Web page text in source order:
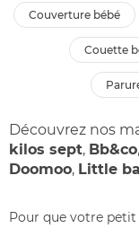
couverture bébé
couette
Découvrez nos
kilos sept, Bb&co,
Doomoo, Little
Pour que votre